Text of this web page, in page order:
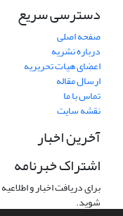
دسترسی سریع
صفحه اصلی
درباره نشریه
اعضای هیات تحریریه
ارسال مقاله
تماس با ما
نقشه سایت
آخرین اخبار
اشتراک خبرنامه
برای دریافت اخبار و
شوید.